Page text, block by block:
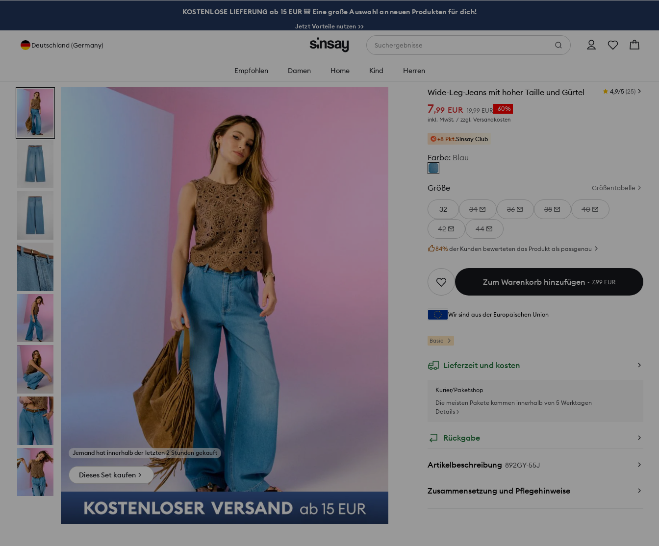
KOSTENLOSE LIEFERUNG ab 15 EUR 🎒 Eine große Auswahl an neuen Produkten für dich!
Jetzt Vorteile nutzen >>
Deutschland (Germany) Suchergebnisse
Empfohlen Damen Home Kind Herren
Wide-Leg-Jeans mit hoher Taille und Gürtel 4,9/5 (25)
7,99 EUR 19,99 EUR -60%
inkl. MwSt. / zzgl. Versandkosten
+8 Pkt.Sinsay Club
Farbe: Blau
Größe Größentabelle
32 34 36 38 40
42 44
84%der Kunden bewerteten das Produkt als passgenau
Zum Warenkorb hinzufügen 7,99 EUR
Wir sind aus der Europäischen Union
Basic
Lieferzeit und kosten
Kurier/Paketshop
Die meisten Pakete kommen innerhalb von 5 Werktagen
Details >
Rückgabe
Artikelbeschreibung 892GY-55J
Zusammensetzung und Pflegehinweise
Jemand hat innerhalb der letzten 2 Stunden gekauft
Dieses Set kaufen